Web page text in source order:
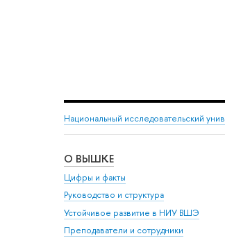
Национальный исследовательский
О ВЫШКЕ
Цифры и факты
Руководство и структура
Устойчивое развитие в НИУ ВШЭ
Преподаватели и сотрудники